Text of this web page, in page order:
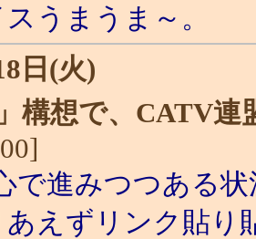
うまうま～。
日(火)
構想で、CATV
で進みつつある
えずリンク貼り